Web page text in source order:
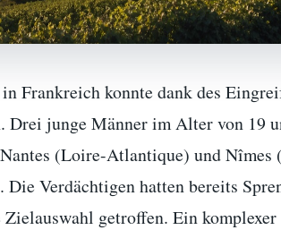
Frankreich konnte dank des
junge Männer im Alter von 19
(Loire-Atlantique) und Nîmes
Die Verdächtigen hatten bereits
getroffen. Ein